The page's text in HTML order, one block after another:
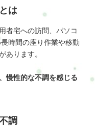
は
者宅への訪問、パソコ
時間の座り作業や移動
あります。
慢性的な不調を感じる
調